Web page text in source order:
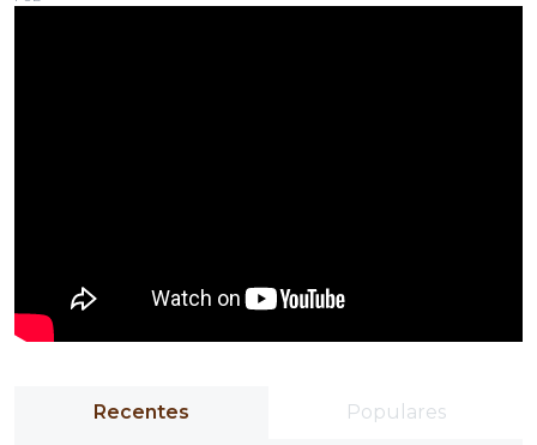
Recentes Populares